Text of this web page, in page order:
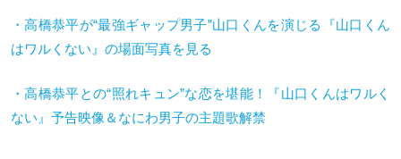
・高橋恭平が“最強ギャップ男子”山口くんを演じる『山口くん
はワルくない』の場面写真を見る
・高橋恭平との“照れキュン”な恋を堪能！『山口くんはワルく
ない』予告映像＆なにわ男子の主題歌解禁